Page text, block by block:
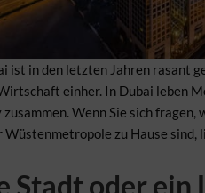
ist in den letzten Jahren rasant
einher. In Dubai leben
Wenn Sie sich
zu Hause
Stadt oder ein